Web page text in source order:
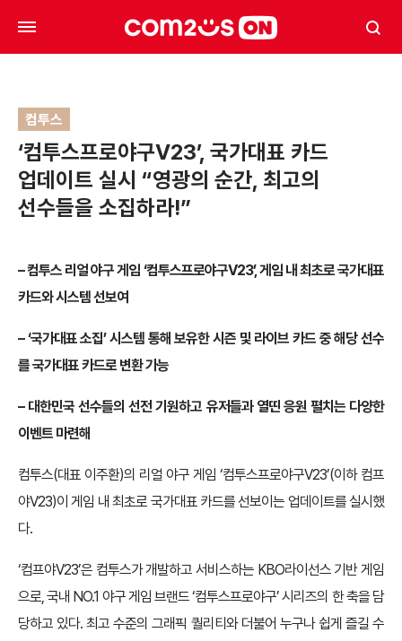
컴투스
‘컴투스프로야구V23’, 국가대표 카드
업데이트 실시 “영광의 순간, 최고의
선수들을 소집하라!”
– 컴투스 리얼 야구 게임 ‘컴투스프로야구V23’, 게임 내 최초로 국가대표
카드와 시스템 선보여
– ‘국가대표 소집’ 시스템 통해 보유한 시즌 및 라이브 카드 중 해당 선수
를 국가대표 카드로 변환 가능
– 대한민국 선수들의 선전 기원하고 유저들과 열띤 응원 펼치는 다양한
이벤트 마련해
컴투스(대표 이주환)의 리얼 야구 게임 ‘컴투스프로야구V23’(이하 컴프
야V23)이 게임 내 최초로 국가대표 카드를 선보이는 업데이트를 실시했
다.
‘컴프야V23’은 컴투스가 개발하고 서비스하는 KBO라이선스 기반 게임
으로, 국내 NO.1 야구 게임 브랜드 ‘컴투스프로야구’ 시리즈의 한 축을 담
당하고 있다. 최고 수준의 그래픽 퀄리티와 더불어 누구나 쉽게 즐길 수